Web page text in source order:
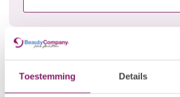
Toestemming Details
Related products
Error: Could not load products (404)
https://www.beautyfactorynails.com/en/